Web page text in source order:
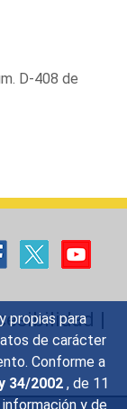
propias para
de carácter
Conforme a
34/2002 , de 11
y de
D-408 de
|